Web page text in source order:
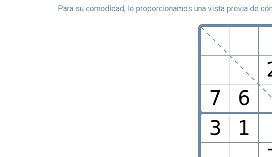
Para su comodidad, le proporcionamos una vista previa de